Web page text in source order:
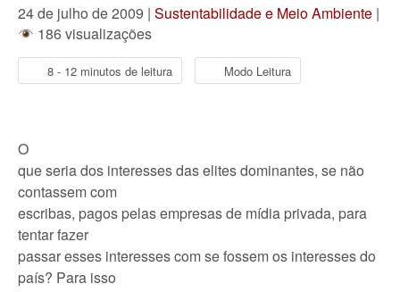
24 de julho de 2009 | Sustentabilidade e Meio Ambiente |
186 visualizações
8 - 12 minutos de leitura Modo Leitura
O
que seria dos interesses das elites dominantes, se não
contassem com
escribas, pagos pelas empresas de mídia privada, para
tentar fazer
passar esses interesses com se fossem os interesses do
país? Para isso